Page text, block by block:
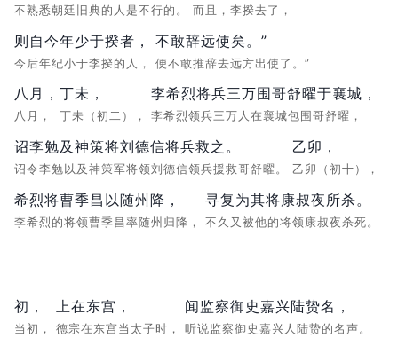
不熟悉朝廷旧典的人是不行的。 而且，李揆去了，
则自今年少于揆者，
今后年纪小于李揆的人，
不敢辞远使矣。”
便不敢推辞去远方出使了。”
八月，
八月，
丁未，
丁未（初二），
李希烈将兵三万围哥舒曜于襄城，
李希烈领兵三万人在襄城包围哥舒曜，
诏李勉及神策将刘德信将兵救之。
诏令李勉以及神策军将领刘德信领兵援救哥舒曜。
乙卯，
乙卯（初十），
希烈将曹季昌以随州降，
李希烈的将领曹季昌率随州归降，
寻复为其将康叔夜所杀。
不久又被他的将领康叔夜杀死。
初，
当初，
上在东宫，
德宗在东宫当太子时，
闻监察御史嘉兴陆贽名，
听说监察御史嘉兴人陆贽的名声。